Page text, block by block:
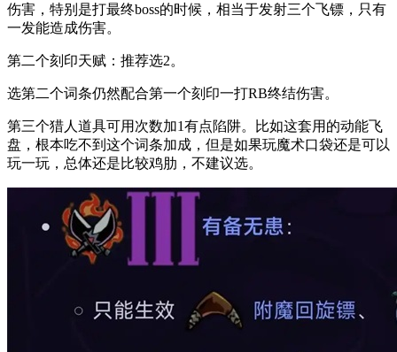
伤害，特别是打最终boss的时候，相当于发射三个飞镖，只有
一发能造成伤害。
第二个刻印天赋：推荐选2。
选第二个词条仍然配合第一个刻印一打RB终结伤害。
第三个猎人道具可用次数加1有点陷阱。比如这套用的动能飞
盘，根本吃不到这个词条加成，但是如果玩魔术口袋还是可以
玩一玩，总体还是比较鸡肋，不建议选。